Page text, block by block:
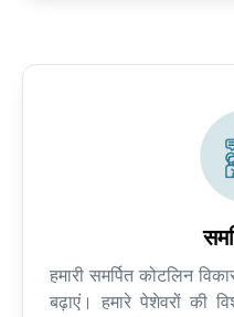
हमारी समर्पित कोटलिन
बढ़ाएं। हमारे पेशेवरों की